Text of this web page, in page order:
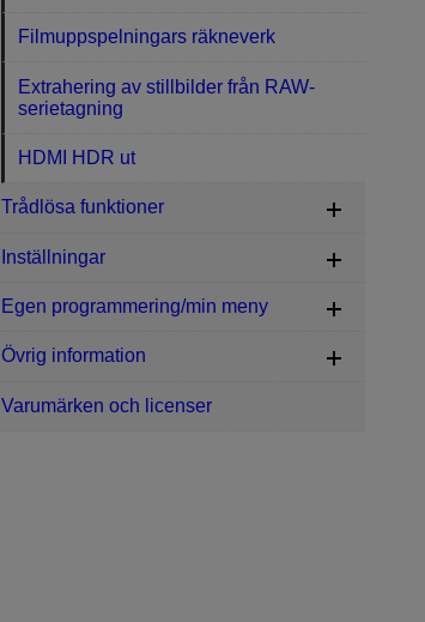
Filmuppspelningars räkneverk
Extrahering av stillbilder från RAW-
serietagning
HDMI HDR ut
Trådlösa funktioner
Inställningar
Egen programmering/min meny
Övrig information
Varumärken och licenser